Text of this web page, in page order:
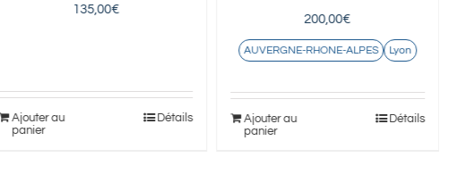
135,00€
Ajouter au
panier
Détails
200,00€
AUVERGNE-RHONE-ALPES Lyon
Ajouter au
panier
Détails